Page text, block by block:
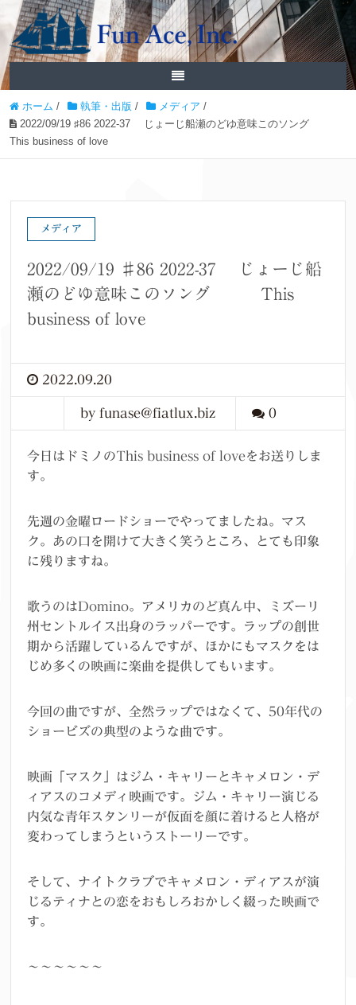
ホーム / 執筆・出版 / メディア /
2022/09/19 ♯86 2022-37 じょーじ船瀬のどゆ意味このソング
This business of love
メディア
2022/09/19 ♯86 2022-37 じょーじ船
瀬のどゆ意味このソング This
business of love
2022.09.20
by funase@fiatlux.biz 0
今日はドミノのThis business of loveをお送りしま
す。
先週の金曜ロードショーでやってましたね。マス
ク。あの口を開けて大きく笑うところ、とても印象
に残りますね。
歌うのはDomino。アメリカのど真ん中、ミズーリ
州セントルイス出身のラッパーです。ラップの創世
期から活躍しているんですが、ほかにもマスクをは
じめ多くの映画に楽曲を提供してもいます。
今回の曲ですが、全然ラップではなくて、50年代の
ショービズの典型のような曲です。
映画「マスク」はジム・キャリーとキャメロン・デ
ィアスのコメディ映画です。ジム・キャリー演じる
内気な青年スタンリーが仮面を顔に着けると人格が
変わってしまうというストーリーです。
そして、ナイトクラブでキャメロン・ディアスが演
じるティナとの恋をおもしろおかしく綴った映画で
す。
～～～～～～